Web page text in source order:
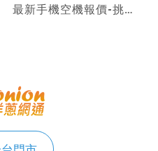
最新手機空機報價-挑戰